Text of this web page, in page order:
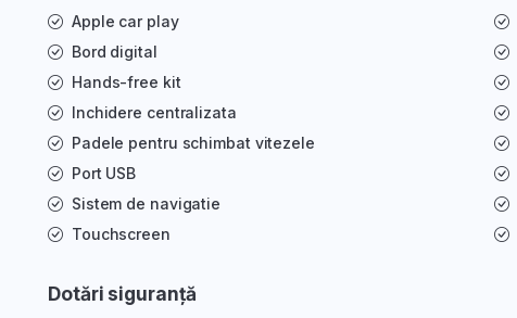
Apple car play
Bord digital
Hands-free kit
Inchidere centralizata
Padele pentru schimbat vitezele
Port USB
Sistem de navigatie
Touchscreen
Dotări siguranță